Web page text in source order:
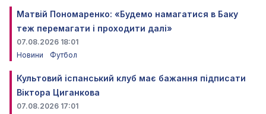
Матвій Пономаренко: «Будемо намагатися в Баку
теж перемагати і проходити далі»
07.08.2026 18:01
Новини
Футбол
Культовий іспанський клуб має бажання підписати
Віктора Циганкова
07.08.2026 17:01